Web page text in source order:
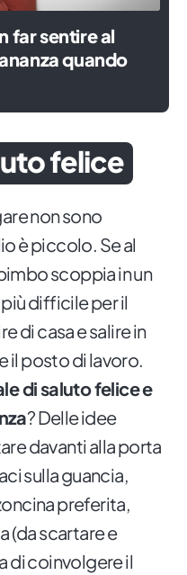
far sentire al
quando
felice
non sono
è piccolo. Se al
scoppia in un
difficile per il
di casa e salire in
il posto di lavoro.
di saluto felice e
? Delle idee
davanti alla porta
sulla guancia,
preferita,
(da scartare e
di coinvolgere il